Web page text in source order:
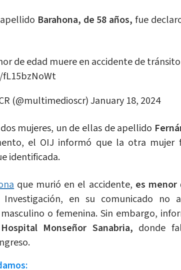
Barahona, de 58 años, fue
de edad muere en accidente de
(@multimedioscr)January 18, 2024
mujeres, un de ellas de apellido
el OIJ informó que la otra mujer
identificada.
que murió en el accidente, es menor
Investigación, en su comunicado no
o femenina. Sin embargo,
Hospital Monseñor Sanabria, donde